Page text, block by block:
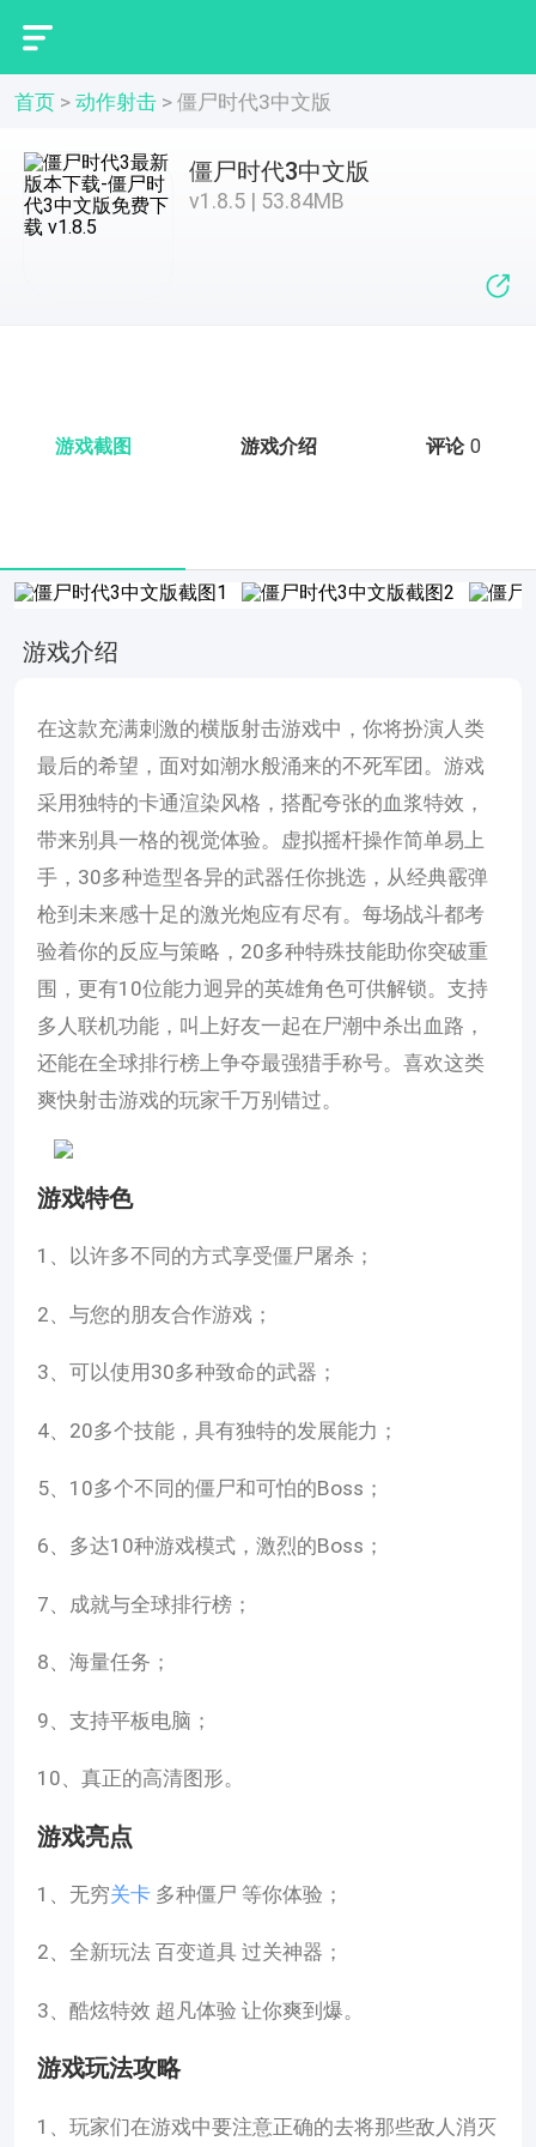
首页 >动作射击 >僵尸时代3中文版
僵尸时代3中文版
v1.8.5 | 53.84MB
游戏截图 游戏介绍 评论 0
游戏介绍
在这款充满刺激的横版射击游戏中，你将扮演人类
最后的希望，面对如潮水般涌来的不死军团。游戏
采用独特的卡通渲染风格，搭配夸张的血浆特效，
带来别具一格的视觉体验。虚拟摇杆操作简单易上
手，30多种造型各异的武器任你挑选，从经典霰弹
枪到未来感十足的激光炮应有尽有。每场战斗都考
验着你的反应与策略，20多种特殊技能助你突破重
围，更有10位能力迥异的英雄角色可供解锁。支持
多人联机功能，叫上好友一起在尸潮中杀出血路，
还能在全球排行榜上争夺最强猎手称号。喜欢这类
爽快射击游戏的玩家千万别错过。
游戏特色
1、以许多不同的方式享受僵尸屠杀；
2、与您的朋友合作游戏；
3、可以使用30多种致命的武器；
4、20多个技能，具有独特的发展能力；
5、10多个不同的僵尸和可怕的Boss；
6、多达10种游戏模式，激烈的Boss；
7、成就与全球排行榜；
8、海量任务；
9、支持平板电脑；
10、真正的高清图形。
游戏亮点
1、无穷关卡 多种僵尸 等你体验；
2、全新玩法 百变道具 过关神器；
3、酷炫特效 超凡体验 让你爽到爆。
游戏玩法攻略
1、玩家们在游戏中要注意正确的去将那些敌人消灭